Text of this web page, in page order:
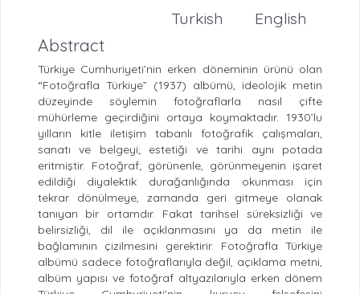
English
Turkish
Abstract
Türkiye Cumhuriyeti’nin erken döneminin ürünü olan
“Fotoğrafla Türkiye” (1937) albümü, ideolojik metin
düzeyinde söylemin fotoğraflarla nasıl çifte
mühürleme geçirdiğini ortaya koymaktadır. 1930’lu
yılların kitle iletişim tabanlı fotoğrafik çalışmaları,
sanatı ve belgeyi; estetiği ve tarihi aynı potada
eritmiştir. Fotoğraf; görünenle, görünmeyenin işaret
edildiği diyalektik durağanlığında okunması için
tekrar dönülmeye, zamanda geri gitmeye olanak
tanıyan bir ortamdır. Fakat tarihsel süreksizliği ve
belirsizliği, dil ile açıklanmasını ya da metin ile
bağlamının çizilmesini gerektirir. Fotoğrafla Türkiye
albümü sadece fotoğraflarıyla değil, açıklama metni,
albüm yapısı ve fotoğraf altyazılarıyla erken dönem